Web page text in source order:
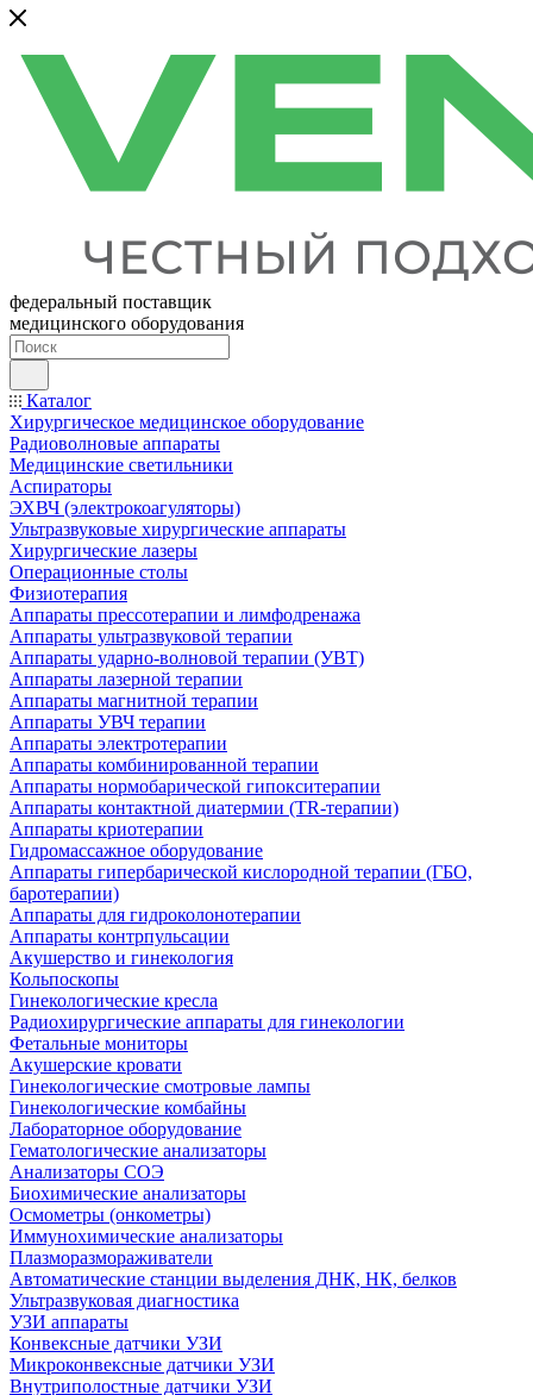
федеральный поставщик
медицинского оборудования
Каталог
Хирургическое медицинское оборудование
Радиоволновые аппараты
Медицинские светильники
Аспираторы
ЭХВЧ (электрокоагуляторы)
Ультразвуковые хирургические аппараты
Хирургические лазеры
Операционные столы
Физиотерапия
Аппараты прессотерапии и лимфодренажа
Аппараты ультразвуковой терапии
Аппараты ударно-волновой терапии (УВТ)
Аппараты лазерной терапии
Аппараты магнитной терапии
Аппараты УВЧ терапии
Аппараты электротерапии
Аппараты комбинированной терапии
Аппараты нормобарической гипокситерапии
Аппараты контактной диатермии (TR-терапии)
Аппараты криотерапии
Гидромассажное оборудование
Аппараты гипербарической кислородной терапии (ГБО,
баротерапии)
Аппараты для гидроколонотерапии
Аппараты контрпульсации
Акушерство и гинекология
Кольпоскопы
Гинекологические кресла
Радиохирургические аппараты для гинекологии
Фетальные мониторы
Акушерские кровати
Гинекологические смотровые лампы
Гинекологические комбайны
Лабораторное оборудование
Гематологические анализаторы
Анализаторы СОЭ
Биохимические анализаторы
Осмометры (онкометры)
Иммунохимические анализаторы
Плазморазмораживатели
Автоматические станции выделения ДНК, НК, белков
Ультразвуковая диагностика
УЗИ аппараты
Конвексные датчики УЗИ
Микроконвексные датчики УЗИ
Внутриполостные датчики УЗИ